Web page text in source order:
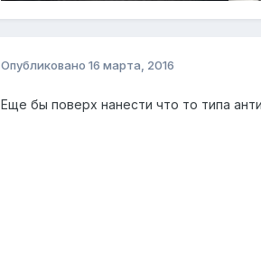
Опубликовано 16 марта, 2016
Еще бы поверх нанести что то типа